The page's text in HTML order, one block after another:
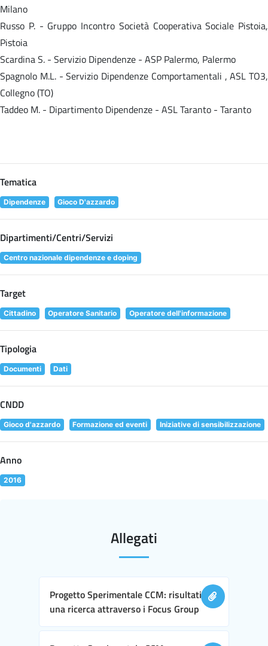
Milano
Russo P. - Gruppo Incontro Società Cooperativa Sociale Pistoia,
Pistoia
Scardina S. - Servizio Dipendenze - ASP Palermo, Palermo
Spagnolo M.L. - Servizio Dipendenze Comportamentali , ASL TO3,
Collegno (TO)
Taddeo M. - Dipartimento Dipendenze - ASL Taranto - Taranto
Tematica
Dipendenze Gioco D'azzardo
Dipartimenti/Centri/Servizi
Centro nazionale dipendenze e doping
Target
Cittadino Operatore Sanitario Operatore dell'informazione
Tipologia
Documenti Dati
CNDD
Gioco d'azzardo Formazione ed eventi Iniziative di sensibilizzazione
Anno
2016
Allegati
Progetto Sperimentale CCM: risultati di
una ricerca attraverso i Focus Group